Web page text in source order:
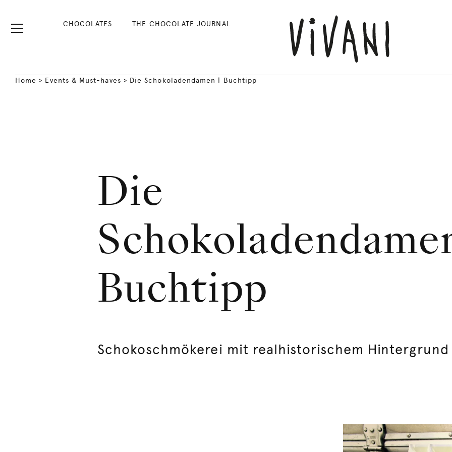
CHOCOLATES THE CHOCOLATE JOURNAL
Home > Events & Must-haves > Die Schokoladendamen | Buchtipp
Die
Buchtipp
Schokoschmökerei mit realhistorischem Hintergrund